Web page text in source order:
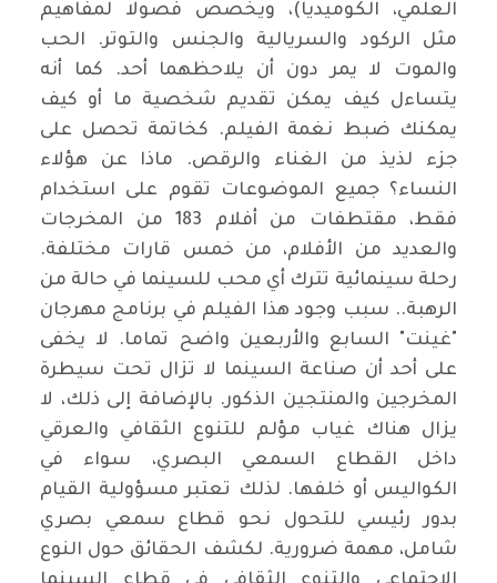
العلمي، الكوميديا)، ويخصص فصولا لمفاهيم
مثل الركود والسريالية والجنس والتوتر. الحب
والموت لا يمر دون أن يلاحظهما أحد. كما أنه
يتساءل كيف يمكن تقديم شخصية ما أو كيف
يمكنك ضبط نغمة الفيلم. كخاتمة تحصل على
جزء لذيذ من الغناء والرقص. ماذا عن هؤلاء
النساء؟ جميع الموضوعات تقوم على استخدام
فقط، مقتطفات من أفلام 183 من المخرجات
والعديد من الأفلام، من خمس قارات مختلفة.
رحلة سينمائية تترك أي محب للسينما في حالة من
الرهبة.. سبب وجود هذا الفيلم في برنامج مهرجان
"غينت" السابع والأربعين واضح تماما. لا يخفى
على أحد أن صناعة السينما لا تزال تحت سيطرة
المخرجين والمنتجين الذكور. بالإضافة إلى ذلك، لا
يزال هناك غياب مؤلم للتنوع الثقافي والعرقي
داخل القطاع السمعي البصري، سواء في
الكواليس أو خلفها. لذلك تعتبر مسؤولية القيام
بدور رئيسي للتحول نحو قطاع سمعي بصري
شامل، مهمة ضرورية. لكشف الحقائق حول النوع